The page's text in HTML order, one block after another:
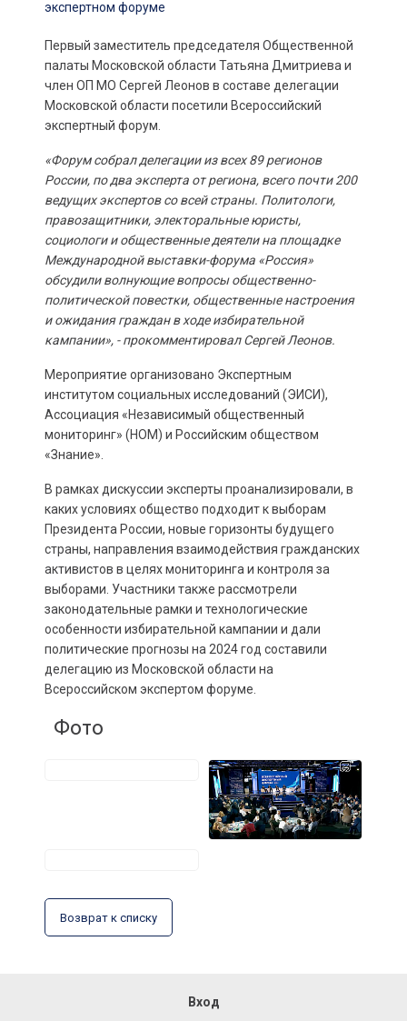
Первый заместитель председателя Общественной
палаты Московской области Татьяна Дмитриева и
член ОП МО Сергей Леонов в составе делегации
Московской области посетили Всероссийский
экспертный форум.
«Форум собрал делегации из всех 89 регионов
России, по два эксперта от региона, всего почти 200
ведущих экспертов со всей страны. Политологи,
правозащитники, электоральные юристы,
социологи и общественные деятели на площадке
Международной выставки-форума «Россия»
обсудили волнующие вопросы общественно-
политической повестки, общественные настроения
и ожидания граждан в ходе избирательной
кампании», - прокомментировал Сергей Леонов.
Мероприятие организовано Экспертным
институтом социальных исследований (ЭИСИ),
Ассоциация «Независимый общественный
мониторинг» (НОМ) и Российским обществом
«Знание».
В рамках дискуссии эксперты проанализировали, в
каких условиях общество подходит к выборам
Президента России, новые горизонты будущего
страны, направления взаимодействия гражданских
активистов в целях мониторинга и контроля за
выборами. Участники также рассмотрели
законодательные рамки и технологические
особенности избирательной кампании и дали
политические прогнозы на 2024 год составили
делегацию из Московской области на
Всероссийском экспертом форуме.
Фото
Возврат к списку
Вход